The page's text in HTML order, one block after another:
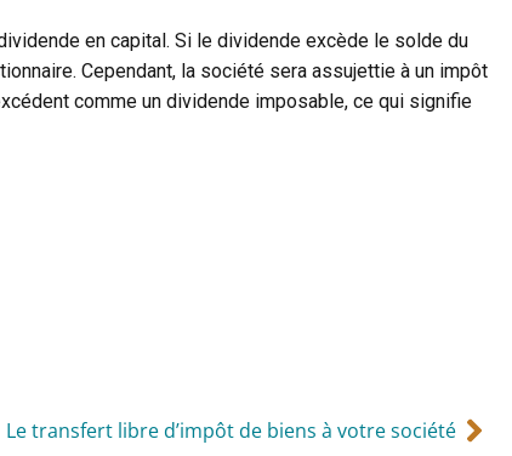
en capital. Si le dividende excède le solde du
Cependant, la société sera assujettie à un impôt
comme un dividende imposable, ce qui signifie
Le transfert libre d’impôt de biens à votre société